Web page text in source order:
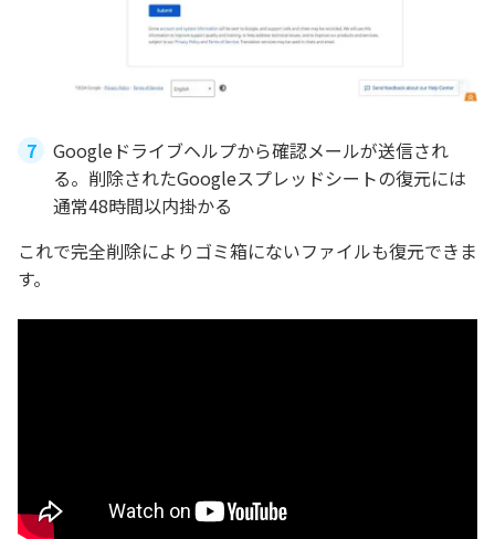
Googleドライブヘルプから確認メールが送信され
る。削除されたGoogleスプレッドシートの復元には
通常48時間以内掛かる
これで完全削除によりゴミ箱にないファイルも復元できま
す。